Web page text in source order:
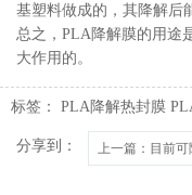
基塑料做成的，其降解后
总之，PLA降解膜的用途
大作用的。
标签： PLA降解热封膜
分享到： 上一篇 ：目前可降解塑料在应用上有哪